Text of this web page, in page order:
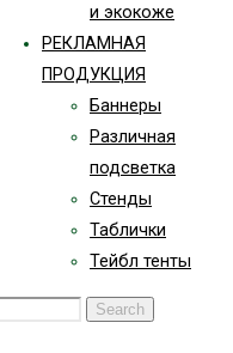
и экокоже
РЕКЛАМНАЯ
ПРОДУКЦИЯ
Баннеры
Различная
подсветка
Стенды
Таблички
Тейбл тенты
Search